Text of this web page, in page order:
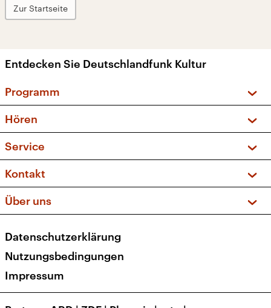
Zur Startseite
Entdecken Sie Deutschlandfunk Kultur
Programm
Sendungen und Podcasts
Musikliste
Kakadu – Das Kinderprogramm
Hören
Frequenzen (UKW + DAB+)
Service
FAQ
Apps
Newsletter
Veranstaltungen
Kontakt
Social Media
Über uns
Presse
Karriere
Transparenz
Datenschutzerklärung
Nutzungsbedingungen
Impressum